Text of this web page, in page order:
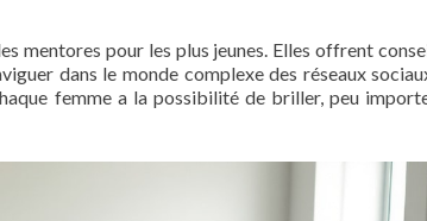
mentores pour les plus jeunes. Elles offrent
dans le monde complexe des réseaux
femme a la possibilité de briller, peu